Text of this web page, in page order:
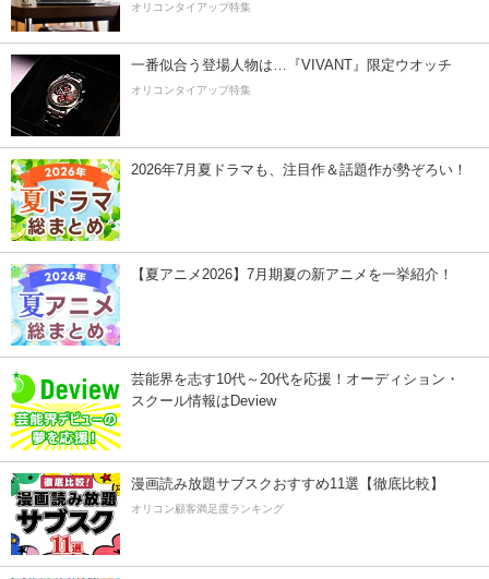
オリコンタイアップ特集
一番似合う登場人物は…『VIVANT』限定ウオッチ
オリコンタイアップ特集
2026年7月夏ドラマも、注目作＆話題作が勢ぞろい！
【夏アニメ2026】7月期夏の新アニメを一挙紹介！
芸能界を志す10代～20代を応援！オーディション・
スクール情報はDeview
漫画読み放題サブスクおすすめ11選【徹底比較】
オリコン顧客満足度ランキング